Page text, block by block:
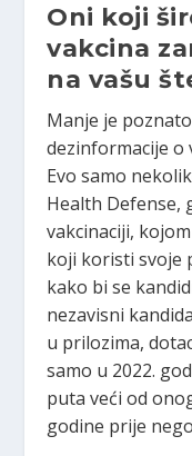
Oni koji
vakcina
na vašu
Manje je
dezinformacije o
Evo samo
Health Defense,
vakcinaciji,
koji koristi svoje
kako bi se
nezavisni
u prilozima,
samo u 2022.
puta veći od
godine prije